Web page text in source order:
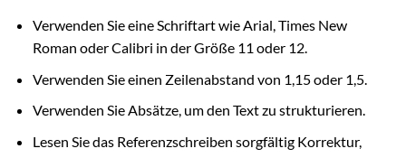
Verwenden Sie eine Schriftart wie Arial, Times New
Roman oder Calibri in der Größe 11 oder 12.
Verwenden Sie einen Zeilenabstand von 1,15 oder 1,5.
Verwenden Sie Absätze, um den Text zu strukturieren.
Lesen Sie das Referenzschreiben sorgfältig Korrektur,